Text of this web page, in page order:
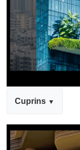
Cuprins